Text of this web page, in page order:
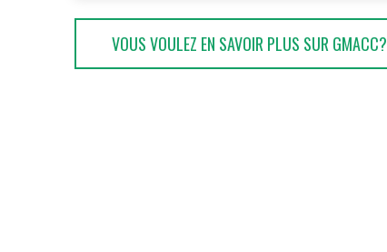
VOUS VOULEZ EN SAVOIR PLUS SUR GMACC?